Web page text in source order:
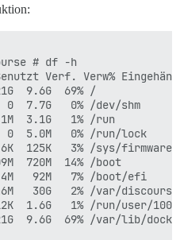
# df -h
Verf. Verw%
9.6G  69% /
0% /dev/shm
3.1G   1% /run
5.0M   0% /run/lock
125K   3% /sys/
720M  14% /boot
92M   7% /boot/efi
30G   2% /var/discourse
1.6G   1% /run/user/1001
69% /var/lib/docker/